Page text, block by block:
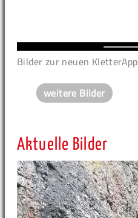
Bilder zur neuen KletterApp
weitere Bilder
Aktuelle Bilder